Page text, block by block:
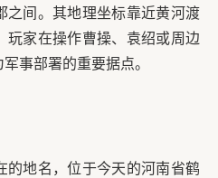
之间。其地理坐标靠近黄河渡
玩家在操作曹操、袁绍或周边
事部署的重要据点。
的地名，位于今天的河南省鹤